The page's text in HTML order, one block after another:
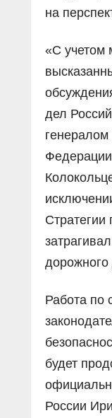
на
«С учетом
дел
генералом
Стратегии
дорожного
Работа по
будет
России